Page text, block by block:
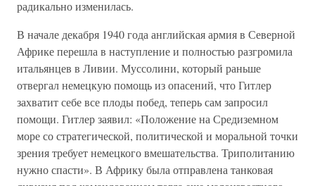
радикально изменилась.
В начале декабря 1940 года английская армия в Северной
Африке перешла в наступление и полностью разгромила
итальянцев в Ливии. Муссолини, который раньше
отвергал немецкую помощь из опасений, что Гитлер
захватит себе все плоды побед, теперь сам запросил
помощи. Гитлер заявил: «Положение на Средиземном
море со стратегической, политической и моральной точки
зрения требует немецкого вмешательства. Триполитанию
нужно спасти». В Африку была отправлена танковая